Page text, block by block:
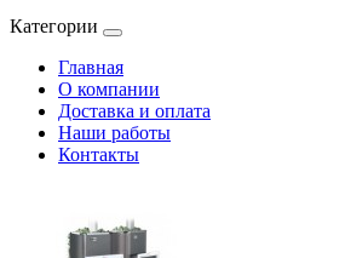
Категории
Главная
О компании
Доставка и оплата
Наши работы
Контакты